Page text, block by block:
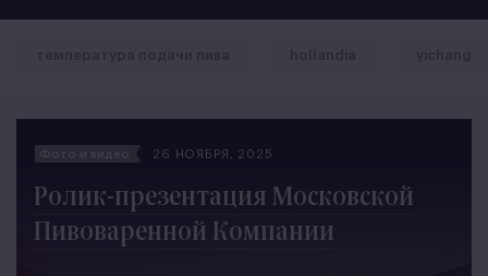
26 НОЯБРЯ, 2025
Ролик-презентация Московской
Пивоваренной Компании